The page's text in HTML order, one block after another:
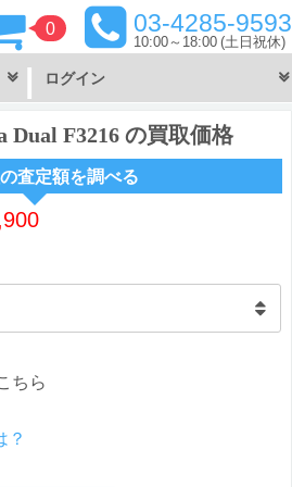
03-4285-9593
10:00～18:00 (土日祝休)
0
ログイン
F3216 の買取価格
査定額を調べる
ちら
？